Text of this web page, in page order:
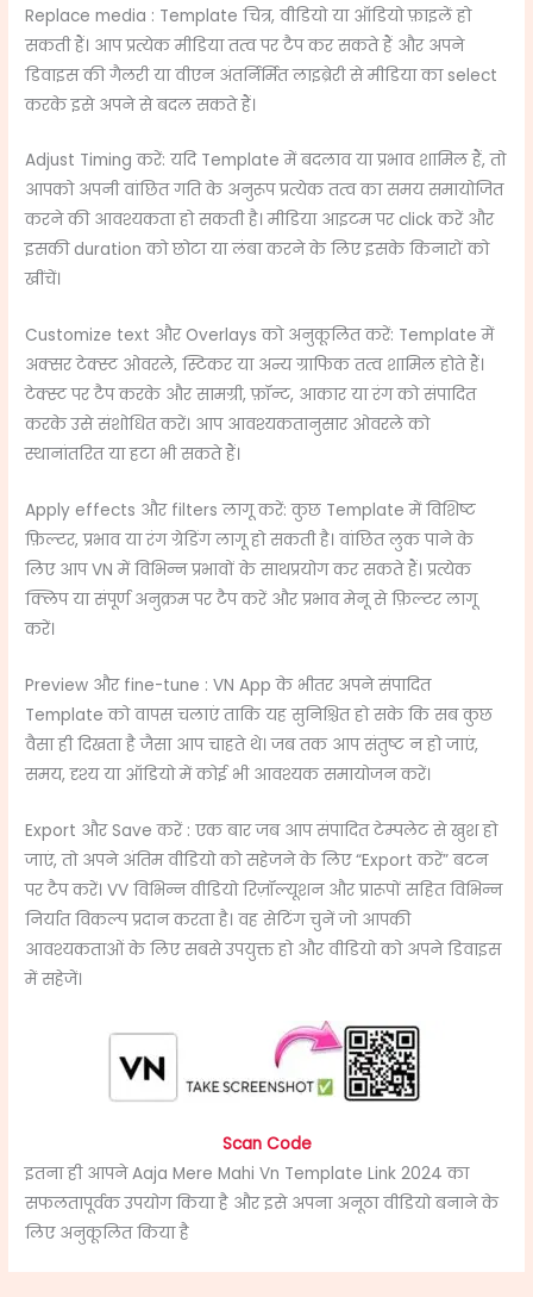
Replace media : Template चित्र, वीडियो या ऑडियो फ़ाइलें हो
सकती हैं। आप प्रत्येक मीडिया तत्व पर टैप कर सकते हैं और अपने
डिवाइस की गैलरी या वीएन अंतर्निर्मित लाइब्रेरी से मीडिया का select
करके इसे अपने से बदल सकते हैं।
Adjust Timing करें: यदि Template में बदलाव या प्रभाव शामिल हैं, तो
आपको अपनी वांछित गति के अनुरूप प्रत्येक तत्व का समय समायोजित
करने की आवश्यकता हो सकती है। मीडिया आइटम पर click करें और
इसकी duration को छोटा या लंबा करने के लिए इसके किनारों को
खींचें।
Customize text और Overlays को अनुकूलित करें: Template में
अक्सर टेक्स्ट ओवरले, स्टिकर या अन्य ग्राफिक तत्व शामिल होते हैं।
टेक्स्ट पर टैप करके और सामग्री, फ़ॉन्ट, आकार या रंग को संपादित
करके उसे संशोधित करें। आप आवश्यकतानुसार ओवरले को
स्थानांतरित या हटा भी सकते हैं।
Apply effects और filters लागू करें: कुछ Template में विशिष्ट
फ़िल्टर, प्रभाव या रंग ग्रेडिंग लागू हो सकती है। वांछित लुक पाने के
लिए आप VN में विभिन्न प्रभावों के साथप्रयोग कर सकते हैं। प्रत्येक
क्लिप या संपूर्ण अनुक्रम पर टैप करें और प्रभाव मेनू से फ़िल्टर लागू
करें।
Preview और fine-tune : VN App के भीतर अपने संपादित
Template को वापस चलाएं ताकि यह सुनिश्चित हो सके कि सब कुछ
वैसा ही दिखता है जैसा आप चाहते थे। जब तक आप संतुष्ट न हो जाएं,
समय, दृश्य या ऑडियो में कोई भी आवश्यक समायोजन करें।
Export और Save करें : एक बार जब आप संपादित टेम्पलेट से खुश हो
जाएं, तो अपने अंतिम वीडियो को सहेजने के लिए “Export करें” बटन
पर टैप करें। VV विभिन्न वीडियो रिज़ॉल्यूशन और प्रारूपों सहित विभिन्न
निर्यात विकल्प प्रदान करता है। वह सेटिंग चुनें जो आपकी
आवश्यकताओं के लिए सबसे उपयुक्त हो और वीडियो को अपने डिवाइस
में सहेजें।
Scan Code
इतना ही आपने Aaja Mere Mahi Vn Template Link 2024 का
सफलतापूर्वक उपयोग किया है और इसे अपना अनूठा वीडियो बनाने के
लिए अनुकूलित किया है